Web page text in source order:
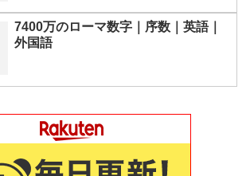
7400万のローマ数字｜序数｜英語｜
外国語